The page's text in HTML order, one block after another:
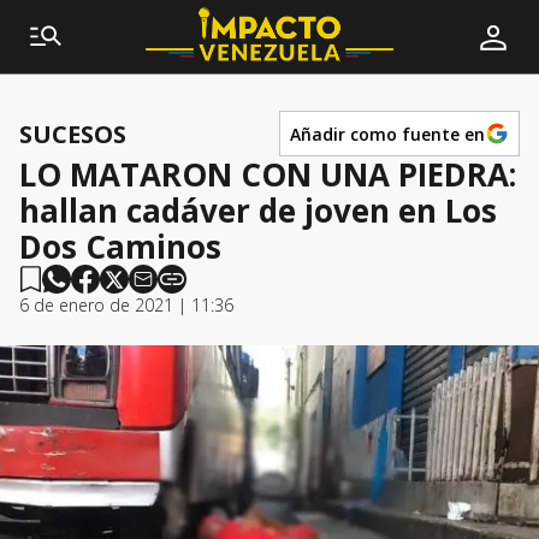
SUCESOS Añadir como fuente en
LO MATARON CON UNA PIEDRA:
hallan cadáver de joven en Los
Dos Caminos
6 de enero de 2021 | 11:36